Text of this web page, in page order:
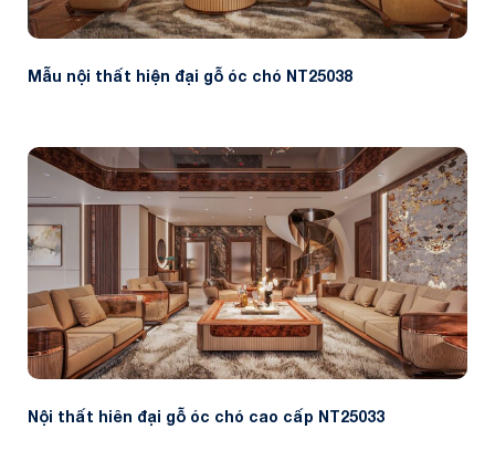
Mẫu nội thất hiện đại gỗ óc chó NT25038
Nội thất hiên đại gỗ óc chó cao cấp NT25033